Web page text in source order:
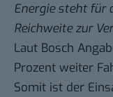
Energie steht für
Reichweite zur
Laut Bosch
Prozent weiter
Somit ist der